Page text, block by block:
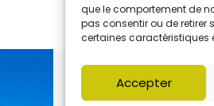
que le comportement de
pas consentir ou de retirer
certaines caractéristiques
Accepter
Publié13 juillet 2026
Retour en images